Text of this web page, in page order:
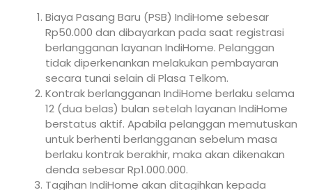
Biaya Pasang Baru (PSB) IndiHome sebesar
Rp50.000 dan dibayarkan pada saat registrasi
berlangganan layanan IndiHome. Pelanggan
tidak diperkenankan melakukan pembayaran
secara tunai selain di Plasa Telkom.
Kontrak berlangganan IndiHome berlaku selama
12 (dua belas) bulan setelah layanan IndiHome
berstatus aktif. Apabila pelanggan memutuskan
untuk berhenti berlangganan sebelum masa
berlaku kontrak berakhir, maka akan dikenakan
denda sebesar Rp1.000.000.
Tagihan IndiHome akan ditagihkan kepada